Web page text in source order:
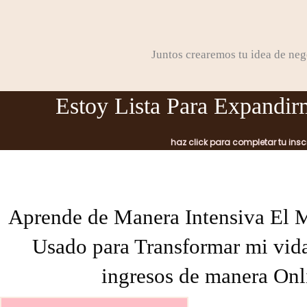
Juntos crearemos tu idea de
Estoy Lista Para
haz click para completar tu
Aprende de Manera Intensiva El
Usado para Transformar mi
ingresos de manera